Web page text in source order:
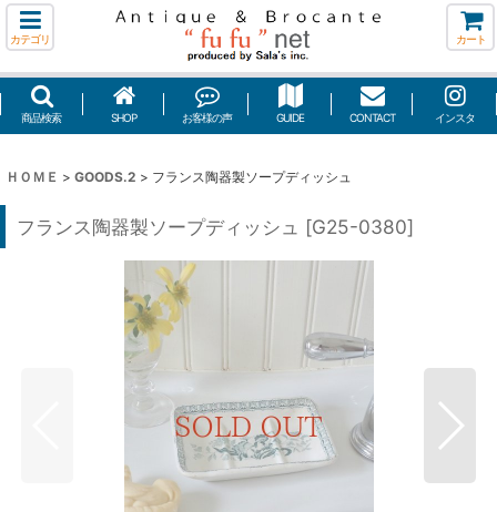
カテゴリ カート
商品検索 SHOP お客様の声 GUIDE CONTACT インスタ
ＨＯＭＥ > GOODS.2 > フランス陶器製ソープディッシュ
フランス陶器製ソープディッシュ [G25-0380]